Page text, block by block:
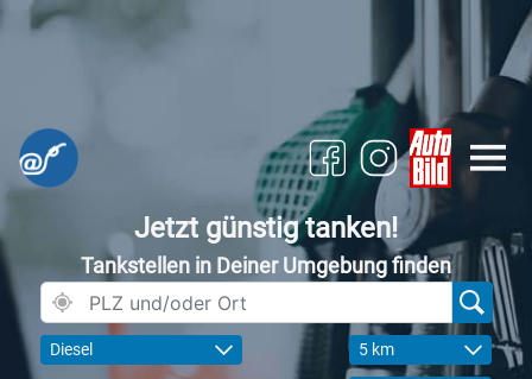
Jetzt günstig tanken!
Tankstellen in Deiner Umgebung finden
Diesel 5 km